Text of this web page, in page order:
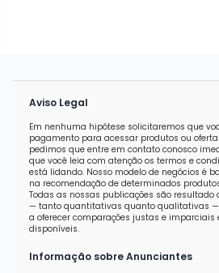
Aviso Legal
Em nenhuma hipótese solicitaremos que
pagamento para acessar produtos ou
pedimos que entre em contato conosco
que você leia com atenção os termos e
está lidando. Nosso modelo de negócios é
na recomendação de determinados
Todas as nossas publicações são
— tanto quantitativas quanto qualitativas —
a oferecer comparações justas e imparciais
disponíveis.
Informação sobre Anunciantes